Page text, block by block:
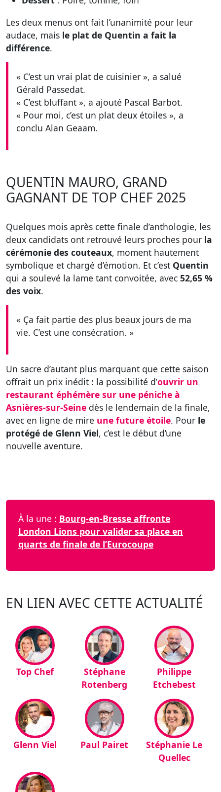
Les deux menus ont fait l’unanimité pour leur
audace, mais le plat de Quentin a fait la
différence.
« C’est un vrai plat de cuisinier », a salué
Gérald Passedat.
« C’est bluffant », a ajouté Pascal Barbot.
« Pour moi, c’est un plat deux étoiles », a
conclu Alan Geaam.
QUENTIN MAURO, GRAND
GAGNANT DE TOP CHEF 2025
Quelques mois après cette finale d’anthologie, les
deux candidats ont retrouvé leurs proches pour la
cérémonie des couteaux, moment hautement
symbolique et chargé d’émotion. Et c’est Quentin
qui a soulevé la lame tant convoitée, avec 52,65 %
des voix.
« Ça fait partie des plus beaux jours de ma
vie. C’est une consécration. »
Un sacre d’autant plus marquant que cette saison
offrait un prix inédit : la possibilité d’ouvrir un
restaurant éphémère sur une péniche à
Asnières-sur-Seine dès le lendemain de la finale,
avec en ligne de mire une future étoile. Pour le
protégé de Glenn Viel, c’est le début d’une
nouvelle aventure.
À la une : Bourg-en-Bresse affronte
London Lions pour valider sa place en
quarts de finale de l’Eurocoupe
EN LIEN AVEC CETTE ACTUALITÉ
Top Chef
Stéphane
Rotenberg
Philippe
Etchebest
Glenn Viel Paul Pairet
Stéphanie Le
Quellec